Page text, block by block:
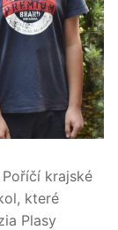
krajské
které
Plasy